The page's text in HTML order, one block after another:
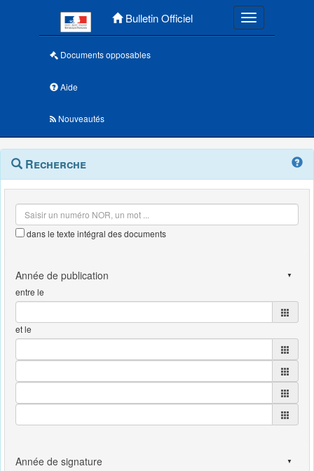
Bulletin Officiel Toggle
Documents opposables
Aide
Nouveautés
Navigation
outils
Menu
contextuel
Recherche
dans le texte intégral des documents
entre le
et le